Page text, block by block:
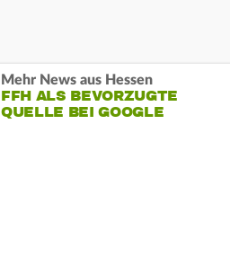
Mehr News aus Hessen
FFH ALS BEVORZUGTE
QUELLE BEI GOOGLE